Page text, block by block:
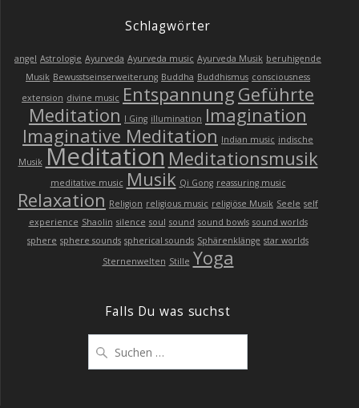
Schlagwörter
angel Astrologie Ayurveda Ayurveda music Ayurveda Musik beruhigende
Musik Bewusstseinserweiterung Buddha Buddhismus consciousness
extension divine music Entspannung Geführte
Meditation I Ging illumination Imagination
Imaginative Meditation Indian music indische
Musik Meditation Meditationsmusik
meditative music Musik Qi Gong reassuring music
Relaxation Religion religious music religiöse Musik Seele self
experience Shaolin silence soul sound sound bowls sound worlds
sphere sphere sounds spherical sounds Sphärenklänge star worlds
Sternenwelten Stille Yoga
Falls Du was suchst